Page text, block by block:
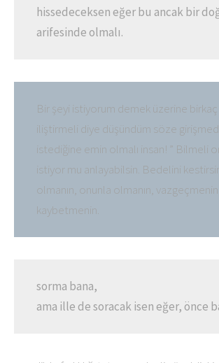
hissedeceksen eğer bu ancak bir
arifesinde olmalı.
Bir şeyi istiyorum demek üzerine
iliştirmeli diye düşündüm söze
istediğine emin olmalı insan! ” Bilmeli
istiyor mu anlayabilsin. Bedelini
olmanın, onunla olmanın,
kaybetmenin.
sorma bana,
ama ille de soracak isen eğer, önce